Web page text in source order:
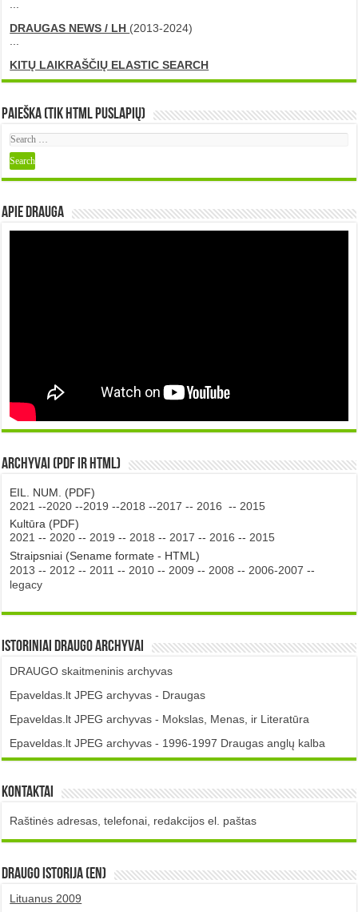
DRAUGAS NEWS / LH (2013-2024)
KITŲ LAIKRAŠČIŲ ELASTIC SEARCH
Paieška (tik HTML puslapių)
Apie DRAUGA
Archyvai (PDF ir HTML)
EIL. NUM. (PDF)
2021 --2020 --2019 --2018 --2017 --2016 --2015
Kultūra (PDF)
2021 --2020 --2019 --2018 --2017 --2016 --2015
Straipsniai (Sename formate - HTML)
2013 --2012 --2011 --2010 --2009 --2008 --2006-2007 --
legacy
Istoriniai DRAUGO Archyvai
DRAUGO skaitmeninis archyvas
Epaveldas.lt JPEG archyvas - Draugas
Epaveldas.lt JPEG archyvas - Mokslas, Menas, ir Literatūra
Epaveldas.lt JPEG archyvas - 1996-1997 Draugas anglų kalba
Kontaktai
Raštinės adresas, telefonai, redakcijos el. paštas
DRAUGO istorija (EN)
Lituanus 2009